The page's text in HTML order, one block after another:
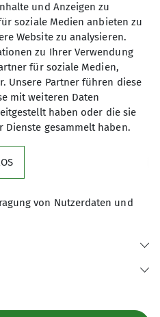
im Gelände
und Anzeigen zu
soziale Medien anbieten zu
Website zu analysieren.
zu Ihrer Verwendung
für soziale Medien,
Unsere Partner führen diese
mit weiteren Daten
haben oder die sie
Dienste gesammelt haben.
von Nutzerdaten und